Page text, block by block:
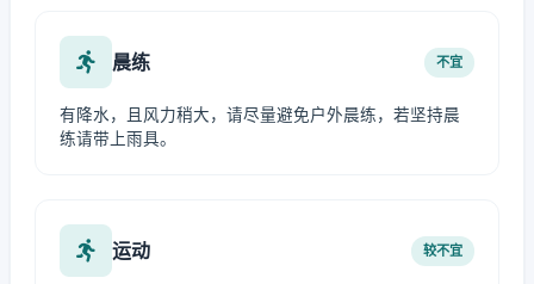
晨练 不宜
有降水，且风力稍大，请尽量避免户外晨练，若坚持晨
练请带上雨具。
运动 较不宜